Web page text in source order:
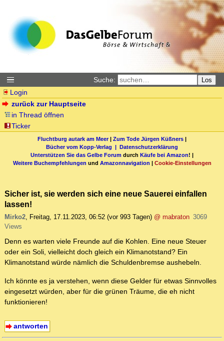
Suche: Los
Login
zurück zur Hauptseite
in Thread öffnen
Ticker
Fluchtburg autark am Meer| Zum Tode Jürgen Küßners |
Bücher vom Kopp-Verlag | Datenschutzerklärung
Unterstützen Sie das Gelbe Forum durch Käufe bei Amazon! |
Weitere Buchempfehlungen und Amazonnavigation | Cookie-Einstellungen
Sicher ist, sie werden sich eine neue Sauerei einfallen
lassen!
Mirko2, Freitag, 17.11.2023, 06:52 (vor 993 Tagen) @ mabraton 3069
Views
Denn es warten viele Freunde auf die Kohlen. Eine neue Steuer
oder ein Soli, vielleicht doch gleich ein Klimanotstand? Ein
Klimanotstand würde nämlich die Schuldenbremse aushebeln.
Ich könnte es ja verstehen, wenn diese Gelder für etwas Sinnvolles
eingesetzt würden, aber für die grünen Träume, die eh nicht
funktionieren!
antworten